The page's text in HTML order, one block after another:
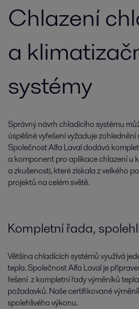
Chlazení
a
systémy
Správný návrh chladicího systému
úspěšné vyřešení vyžaduje
Společnost Alfa Laval dodává
a komponent pro aplikace chlazení u
a zkušenosti, které získala z velkého
projektů na celém světě.
Kompletní řada,
Většina chladících systémů využívá
tepla. Společnost Alfa Laval je
řešení z kompletní řady výměníků
požadavků. Naše certifikované
spolehlivého výkonu.